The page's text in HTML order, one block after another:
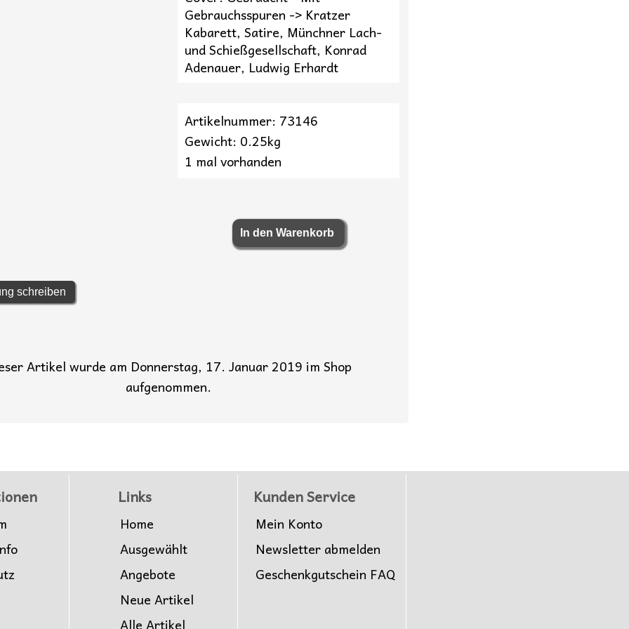
Gebrauchsspuren -> Kratzer
Kabarett, Satire, Münchner Lach-
und Schießgesellschaft, Konrad
Adenauer, Ludwig Erhardt
Artikelnummer: 73146
Gewicht: 0.25kg
1 mal vorhanden
schreiben
Artikel wurde am Donnerstag, 17. Januar 2019 im Shop
aufgenommen.
Links
Home
Ausgewählt
Angebote
Neue Artikel
Alle Artikel
Kunden Service
Mein Konto
Newsletter abmelden
Geschenkgutschein FAQ